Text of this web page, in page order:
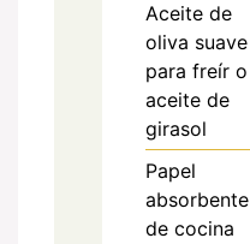
Aceite de
oliva suave
para freír o
aceite de
girasol
Papel
absorbente
de cocina